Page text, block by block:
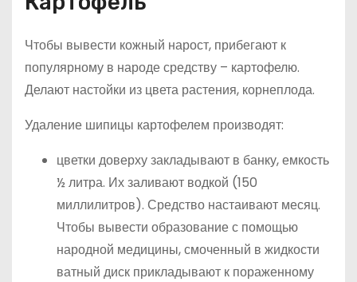
Чтобы вывести кожный нарост, прибегают к
популярному в народе средству – картофелю.
Делают настойки из цвета растения, корнеплода.
Удаление шипицы картофелем производят:
цветки доверху закладывают в банку, емкость
½ литра. Их заливают водкой (150
миллилитров). Средство настаивают месяц.
Чтобы вывести образование с помощью
народной медицины, смоченный в жидкости
ватный диск прикладывают к пораженному